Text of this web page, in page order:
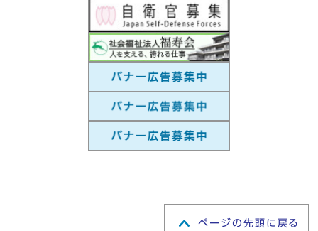
ページの先頭に戻る